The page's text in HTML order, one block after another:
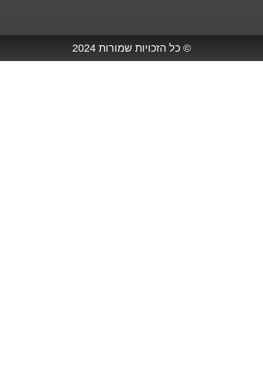
© כל הזכויות שמורות 2024